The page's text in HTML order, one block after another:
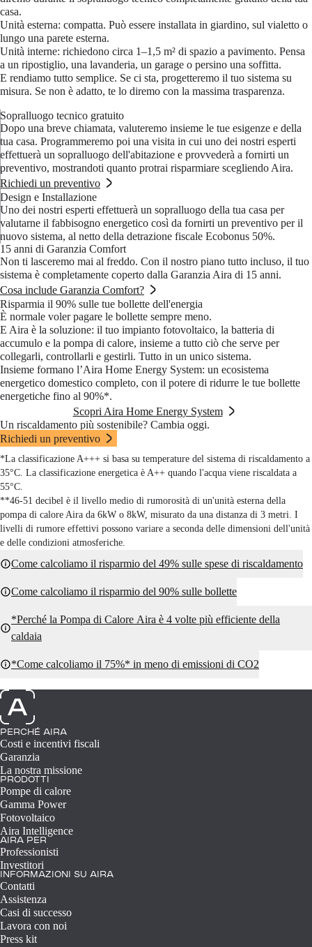
casa.
Unità esterna: compatta. Può essere installata in giardino, sul vialetto o
lungo una parete esterna.
Unità interne: richiedono circa 1–1,5 m² di spazio a pavimento. Pensa
a un ripostiglio, una lavanderia, un garage o persino una soffitta.
E rendiamo tutto semplice. Se ci sta, progetteremo il tuo sistema su
misura. Se non è adatto, te lo diremo con la massima trasparenza.
Sopralluogo tecnico gratuito
Dopo una breve chiamata, valuteremo insieme le tue esigenze e della
tua casa. Programmeremo poi una visita in cui uno dei nostri esperti
effettuerà un sopralluogo dell'abitazione e provvederà a fornirti un
preventivo, mostrandoti quanto protrai risparmiare scegliendo Aira.
Richiedi un preventivo
Design e Installazione
Uno dei nostri esperti effettuerà un sopralluogo della tua casa per
valutarne il fabbisogno energetico così da fornirti un preventivo per il
nuovo sistema, al netto della detrazione fiscale Ecobonus 50%.
15 anni di Garanzia Comfort
Non ti lasceremo mai al freddo. Con il nostro piano tutto incluso, il tuo
sistema è completamente coperto dalla Garanzia Aira di 15 anni.
Cosa include Garanzia Comfort?
Risparmia il 90% sulle tue bollette dell'energia
È normale voler pagare le bollette sempre meno.
E Aira è la soluzione: il tuo impianto fotovoltaico, la batteria di
accumulo e la pompa di calore, insieme a tutto ciò che serve per
collegarli, controllarli e gestirli. Tutto in un unico sistema.
Insieme formano l’Aira Home Energy System: un ecosistema
energetico domestico completo, con il potere di ridurre le tue bollette
energetiche fino al 90%*.
Scopri Aira Home Energy System
Un riscaldamento più sostenibile? Cambia oggi.
Richiedi un preventivo
*La classificazione A+++ si basa su temperature del sistema di riscaldamento a
35°C. La classificazione energetica è A++ quando l'acqua viene riscaldata a
55°C.
**46-51 decibel è il livello medio di rumorosità di un'unità esterna della
pompa di calore Aira da 6kW o 8kW, misurato da una distanza di 3 metri. I
livelli di rumore effettivi possono variare a seconda delle dimensioni dell'unità
e delle condizioni atmosferiche.
Come calcoliamo il risparmio del 49% sulle spese di riscaldamento
Come calcoliamo il risparmio del 90% sulle bollette
*Perché la Pompa di Calore Aira è 4 volte più efficiente della
caldaia
*Come calcoliamo il 75%* in meno di emissioni di CO2
PERCHÉ AIRA
Costi e incentivi fiscali
Garanzia
La nostra missione
PRODOTTI
Pompe di calore
Gamma Power
Fotovoltaico
Aira Intelligence
AIRA PER
Professionisti
Investitori
INFORMAZIONI SU AIRA
Contatti
Assistenza
Casi di successo
Lavora con noi
Press kit